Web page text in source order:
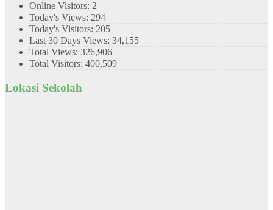
Online Visitors: 2
Today's Views: 294
Today's Visitors: 205
Last 30 Days Views: 34,155
Total Views: 326,906
Total Visitors: 400,509
Lokasi Sekolah